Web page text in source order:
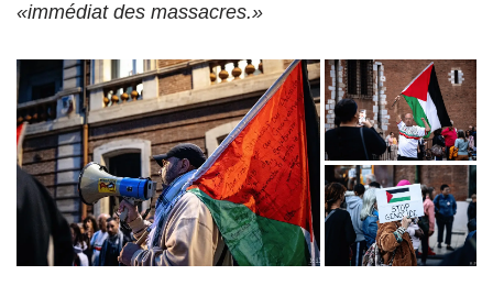
«immédiat des massacres.»